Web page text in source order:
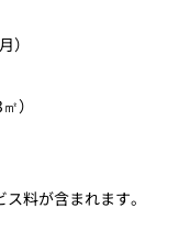
）
）
料が含まれます。